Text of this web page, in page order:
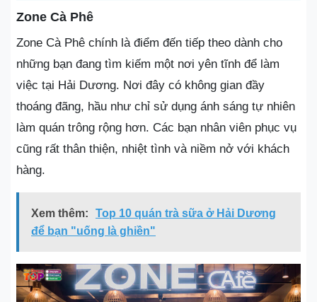
Zone Cà Phê
Zone Cà Phê chính là điểm đến tiếp theo dành cho
những bạn đang tìm kiếm một nơi yên tĩnh để làm
việc tại Hải Dương. Nơi đây có không gian đầy
thoáng đãng, hầu như chỉ sử dụng ánh sáng tự nhiên
làm quán trông rộng hơn. Các bạn nhân viên phục vụ
cũng rất thân thiện, nhiệt tình và niềm nở với khách
hàng.
Xem thêm:
Top 10 quán trà sữa ở Hải Dương
để bạn "uống là ghiền"